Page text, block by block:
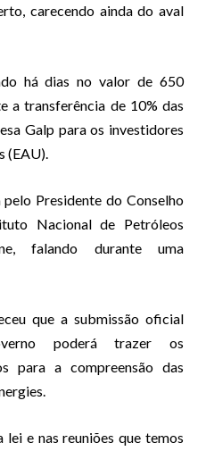
carecendo ainda do aval
há dias no valor de 650
a transferência de 10% das
Galp para os investidores
(EAU).
Presidente do Conselho
Nacional de Petróleos
falando durante uma
que a submissão oficial
poderá trazer os
para a compreensão das
lei e nas reuniões que temos